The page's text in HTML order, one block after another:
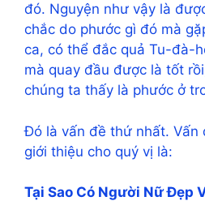
đó. Nguyện như vậy là
chắc do phước gì đó mà
ca, có thể đắc quả Tu-đà-
mà quay đầu được là tốt
chúng ta thấy là phước ở
Đó là vấn đề thứ nhất. Vấn
giới thiệu cho quý vị là:
Tại Sao Có Người Nữ Đẹp